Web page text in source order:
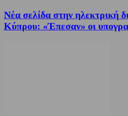
Νέα σελίδα στην ηλεκτρική
Κύπρου: «Έπεσαν» οι